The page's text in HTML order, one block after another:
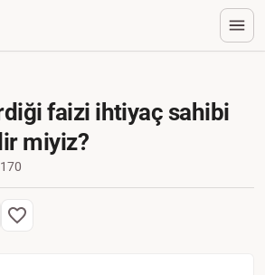
faizi ihtiyaç sahibi
miyiz?